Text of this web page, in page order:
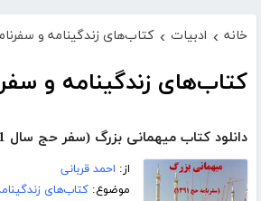
خانه › ادبیات › کتاب‌های زندگینامه و
کتاب‌های زندگینامه و
دانلود کتاب میهمانی بزرگ (سفر حج سال 1391)
از: احمد قربانی
موضوع:کتاب‌های